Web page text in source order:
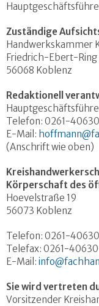
Zuständige
Handwerkskammer
Friedrich-Ebert-Ring
56068 Koblenz
Redaktionell
Telefon: 0261-
E-Mail:
(Anschrift wie oben)
Körperschaft des
Hoevelstraße 19
56073 Koblenz
Telefon: 0261-
Telefax: 0261-
E-Mail:
Sie wird vertreten
Vorsitzender